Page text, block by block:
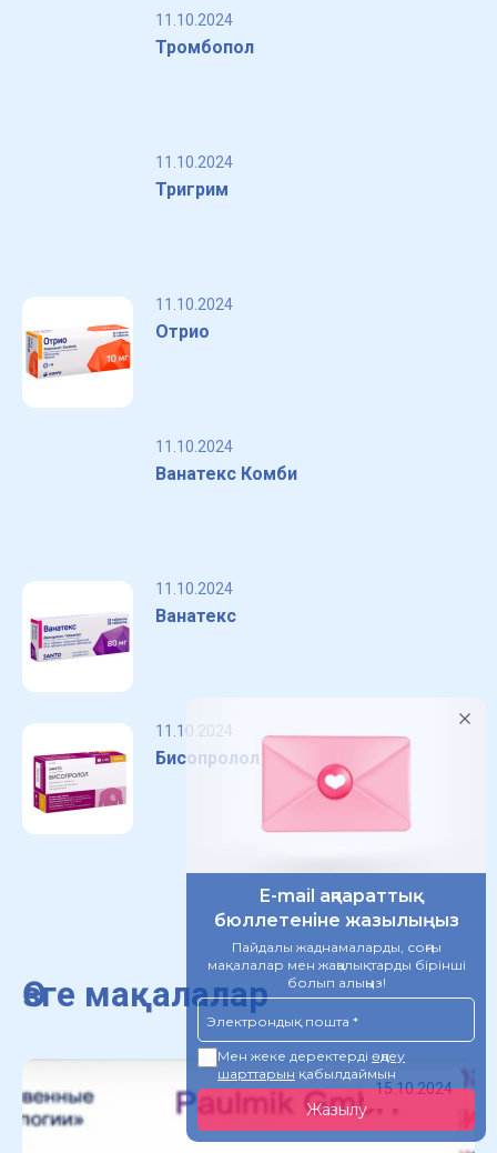
11.10.2024
Тромбопол
11.10.2024
Тригрим
11.10.2024
Отрио
11.10.2024
Ванатекс Комби
11.10.2024
Ванатекс
11.10.2024
Бисопролол
Өзге мақалалар
15.10.2024